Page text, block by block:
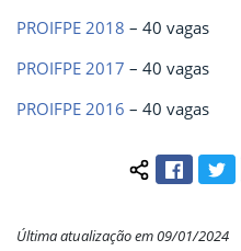
PROIFPE 2018 – 40 vagas
PROIFPE 2017 – 40 vagas
PROIFPE 2016 – 40 vagas
Facebook
Última atualização em 09/01/2024